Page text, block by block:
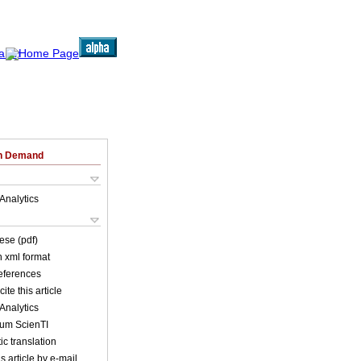
Demand
(pdf)
xml format
this article
ScienTI
translation